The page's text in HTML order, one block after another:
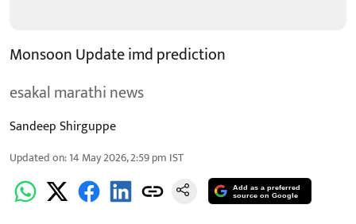
Monsoon Update imd prediction
esakal marathi news
Sandeep Shirguppe
Updated on:14 May 2026, 2:59 pm IST
Add as a preferred
source on Google